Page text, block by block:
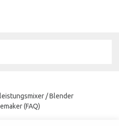
/ Blender
(FAQ)